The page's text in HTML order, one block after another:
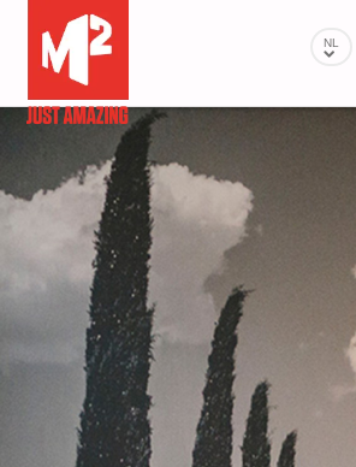
NL
WELKOM
PROJECTEN
BRANCHES
PRODUCTEN
MATERIALEN